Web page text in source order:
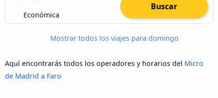
Económica
Buscar
Mostrar todos los viajes para domingo
Aquí encontrarás todos los operadores y horarios del Micro
de Madrid a Faro